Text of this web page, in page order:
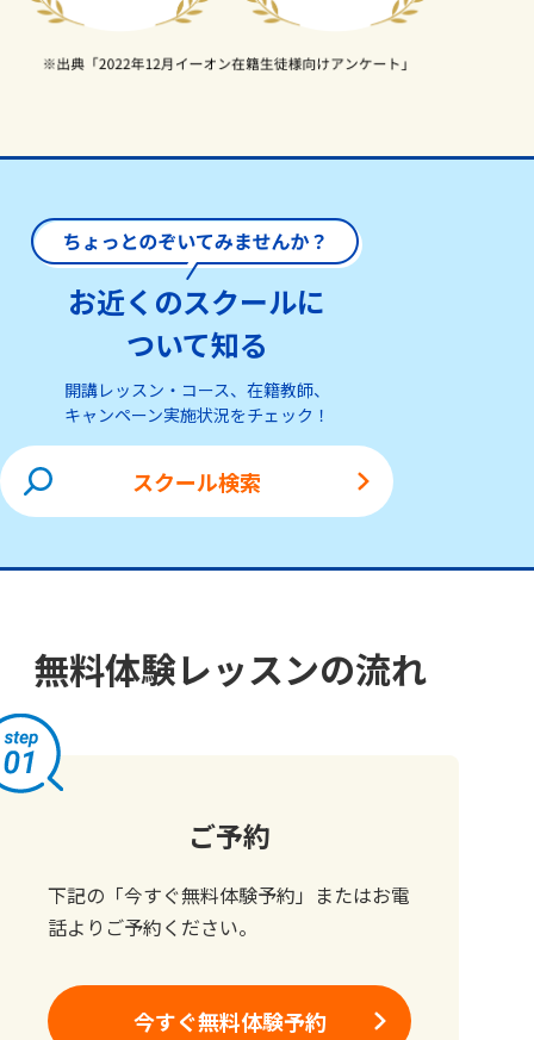
お近くのスクールに
ついて知る
開講レッスン・コース、在籍教師、
キャンペーン実施状況をチェック！
スクール検索
無料体験レッスンの流れ
ご予約
下記の「今すぐ無料体験予約」またはお電
話よりご予約ください。
今すぐ無料体験予約